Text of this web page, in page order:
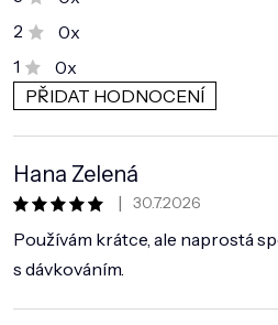
DOMÁCNOST
ZNAČKY
O NÁS
2
0x
1
0x
PŘIDAT HODNOCENÍ
ý
p
i
s
o
d
o
Hana Zelená
Hodnocení obchodu je 5 z 5
| 30.7.2026
Používám krátce, ale naprostá
s dávkováním.